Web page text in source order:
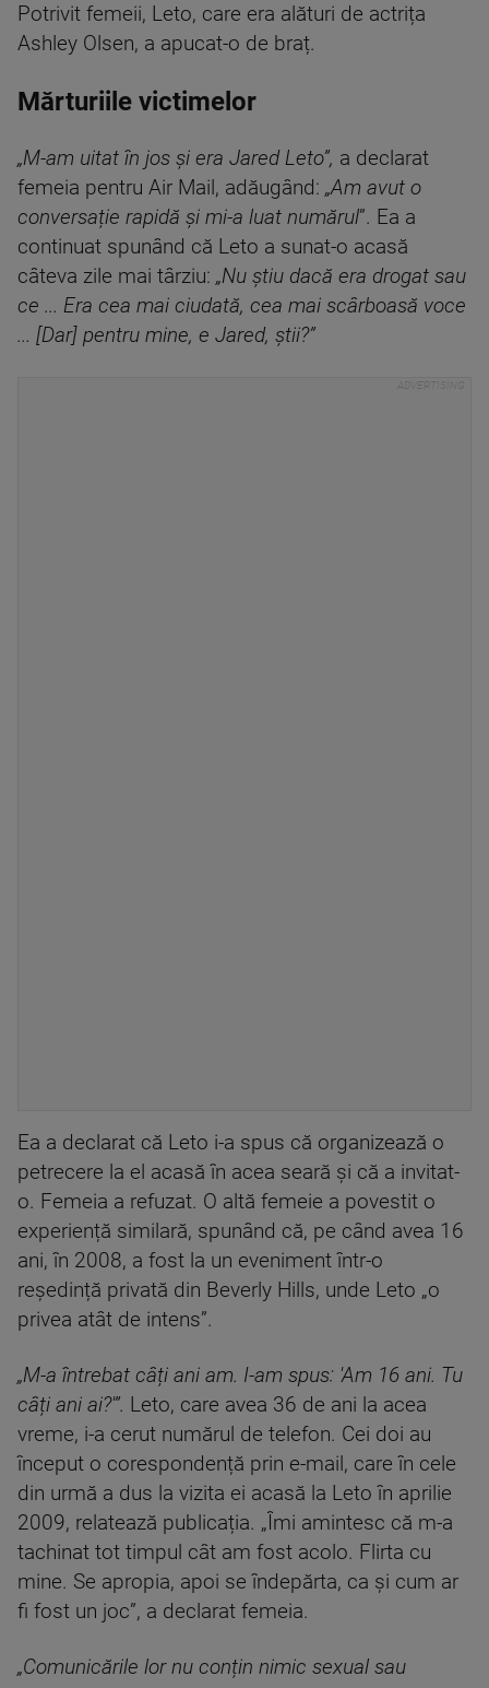
Potrivit femeii, Leto, care era alături de actrița
Ashley Olsen, a apucat-o de braț.
Mărturiile victimelor
„M-am uitat în jos și era Jared Leto”, a declarat
femeia pentru Air Mail, adăugând: „Am avut o
conversație rapidă și mi-a luat numărul”. Ea a
continuat spunând că Leto a sunat-o acasă
câteva zile mai târziu: „Nu știu dacă era drogat sau
ce ... Era cea mai ciudată, cea mai scârboasă voce
... [Dar] pentru mine, e Jared, știi?”
Ea a declarat că Leto i-a spus că organizează o
petrecere la el acasă în acea seară și că a invitat-
o. Femeia a refuzat. O altă femeie a povestit o
experiență similară, spunând că, pe când avea 16
ani, în 2008, a fost la un eveniment într-o
reședință privată din Beverly Hills, unde Leto „o
privea atât de intens”.
„M-a întrebat câți ani am. I-am spus: 'Am 16 ani. Tu
câți ani ai?'”. Leto, care avea 36 de ani la acea
vreme, i-a cerut numărul de telefon. Cei doi au
început o corespondență prin e-mail, care în cele
din urmă a dus la vizita ei acasă la Leto în aprilie
2009, relatează publicația. „Îmi amintesc că m-a
tachinat tot timpul cât am fost acolo. Flirta cu
mine. Se apropia, apoi se îndepărta, ca și cum ar
fi fost un joc”, a declarat femeia.
„Comunicările lor nu conțin nimic sexual sau